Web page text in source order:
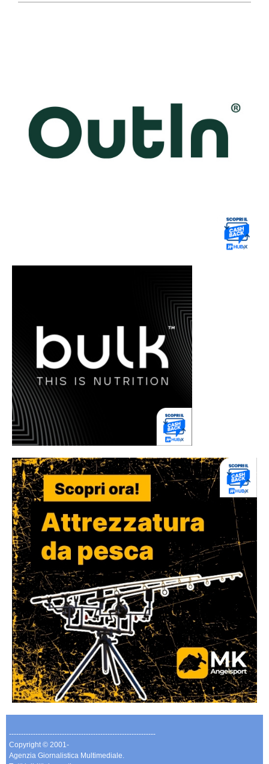
-------------------------------------------------------------
Copyright © 2001-
Agenzia Giornalistica Multimediale.